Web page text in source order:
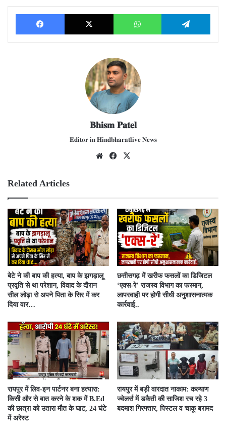
Facebook X WhatsApp
𝐁𝐡𝐢𝐬𝐦 𝐏𝐚𝐭𝐞𝐥
𝐄𝐝𝐢𝐭𝐨𝐫 𝐢𝐧 𝐇𝐢𝐧𝐝𝐛𝐡𝐚𝐫𝐚𝐭𝐥𝐢𝐯𝐞 𝐍𝐞𝐰𝐬
We
Fac
Related Articles
बेटे ने की बाप की हत्या, बाप के झगड़ालू
प्रवृति से था परेशान, विवाद के दौरान
सील लोढ़ा से अपने पिता के सिर में कर
दिया वार…
​छत्तीसगढ़ में खरीफ फसलों का डिजिटल
‘एक्स-रे’ राजस्व विभाग का फरमान,
लापरवाही पर होगी सीधी अनुशासनात्मक
कार्रवाई..
रायपुर में लिव-इन पार्टनर बना हत्यारा:
किसी और से बात करने के शक में B.Ed
की छात्रा को उतारा मौत के घाट, 24 घंटे
में अरेस्ट
रायपुर में बड़ी वारदात नाकाम: कल्याण
ज्वेलर्स में डकैती की साजिश रच रहे 3
बदमाश गिरफ्तार, पिस्टल व चाकू बरामद